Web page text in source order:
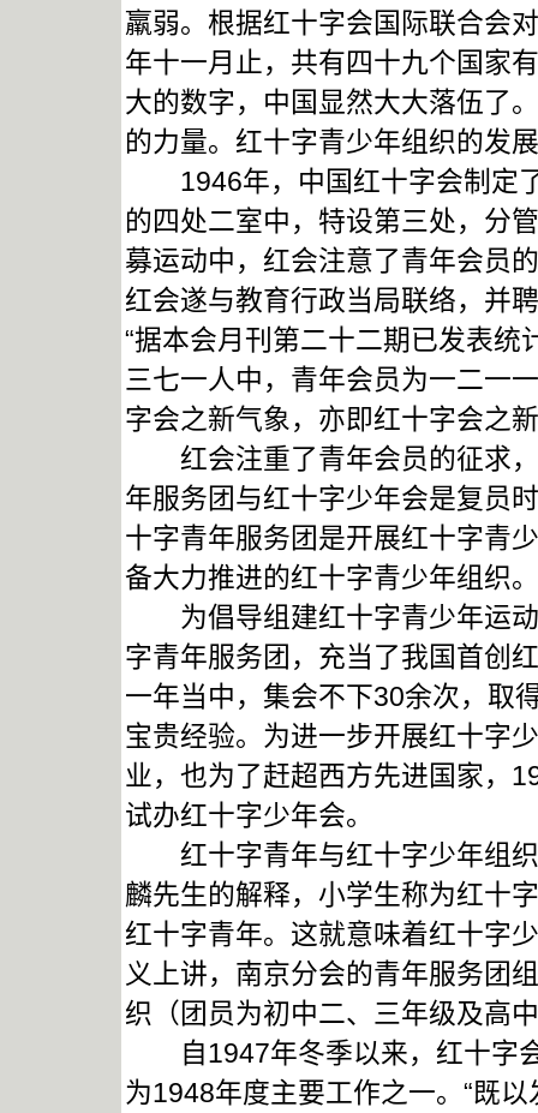
羸弱。根据红十字会国际联合会
年十一月止，共有四十九个国家
大的数字，中国显然大大落伍了
的力量。红十字青少年组织的发
1946年，中国红十字会制定了
的四处二室中，特设第三处，分
募运动中，红会注意了青年会员
红会遂与教育行政当局联络，并
“据本会月刊第二十二期已发表
三七一人中，青年会员为一二一
字会之新气象，亦即红十字会之
红会注重了青年会员的征求，
年服务团与红十字少年会是复员
十字青年服务团是开展红十字青
备大力推进的红十字青少年组织。
为倡导组建红十字青少年运动
字青年服务团，充当了我国首创
一年当中，集会不下30余次，取
宝贵经验。为进一步开展红十字
业，也为了赶超西方先进国家
试办红十字少年会。
红十字青年与红十字少年组织
麟先生的解释，小学生称为红十
红十字青年。这就意味着红十字
义上讲，南京分会的青年服务团
织（团员为初中二、三年级及高
自1947年冬季以来，红十字会
为1948年度主要工作之一。“既